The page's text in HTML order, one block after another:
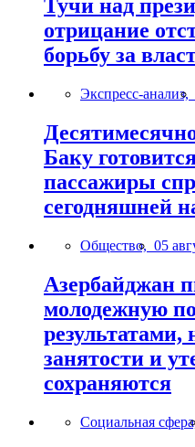
Тучи над
отрицание
борьбу за
Экспресс-анализ,
Баку
пассажиры
сегодняшней
Общество, 05
Азербайджан
молодежную
занятости и
сохраняются
Социальная